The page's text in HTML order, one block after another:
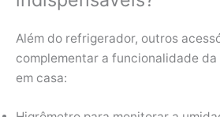
Além do refrigerador, outros
complementar a funcionalidade da
em casa: